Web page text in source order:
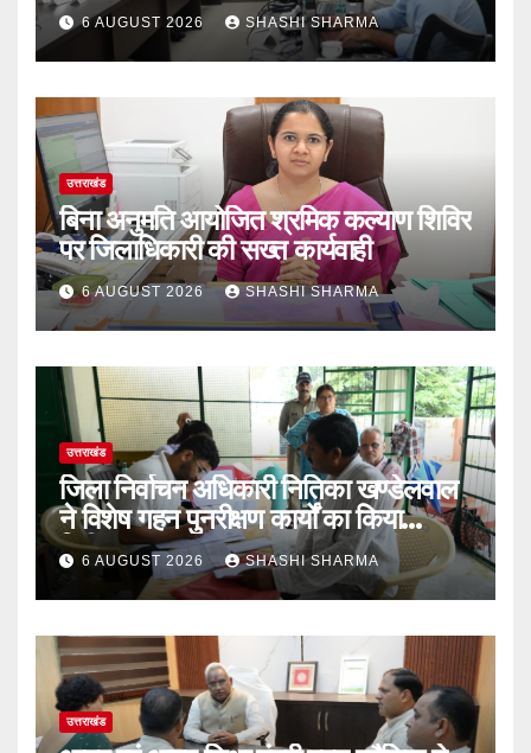
6 AUGUST 2026 SHASHI SHARMA
उत्तराखंड
बिना अनुमति आयोजित श्रमिक कल्याण शिविर
पर जिलाधिकारी की सख्त कार्यवाही
6 AUGUST 2026 SHASHI SHARMA
उत्तराखंड
‎जिला निर्वाचन अधिकारी नितिका खण्डेलवाल
ने विशेष गहन पुनरीक्षण कार्यों का किया
निरीक्षण
6 AUGUST 2026 SHASHI SHARMA
उत्तराखंड